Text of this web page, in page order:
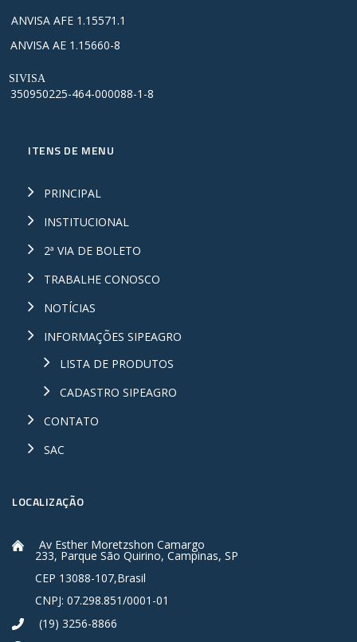
ANVISA AFE 1.15571.1
ANVISA AE 1.15660-8
SIVISA
350950225-464-000088-1-8
ITENS DE MENU
PRINCIPAL
INSTITUCIONAL
2ª VIA DE BOLETO
TRABALHE CONOSCO
NOTÍCIAS
INFORMAÇÕES SIPEAGRO
LISTA DE PRODUTOS
CADASTRO SIPEAGRO
CONTATO
SAC
LOCALIZAÇÃO
Av Esther Moretzshon Camargo
233, Parque São Quirino, Campinas, SP
CEP 13088-107,Brasil
CNPJ: 07.298.851/0001-01
(19) 3256-8866